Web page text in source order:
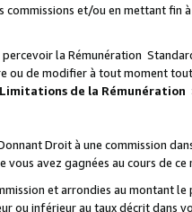
et/ou en mettant fin
la Rémunération
ou de modifier à tout moment
Limitations de la Rémunération
Droit à une commission
avez gagnées au cours de ce
et arrondies au montant le
ou inférieur au taux décrit dans